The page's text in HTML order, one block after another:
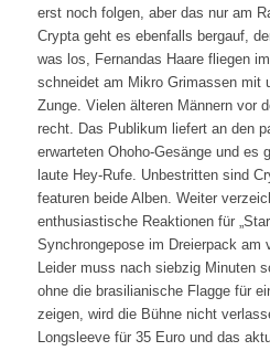
erst noch folgen, aber das nur am
Crypta geht es ebenfalls bergauf,
was los, Fernandas Haare fliegen
schneidet am Mikro Grimassen mit
Zunge. Vielen älteren Männern vor
recht. Das Publikum liefert an den
erwarteten Ohoho-Gesänge und es
laute Hey-Rufe. Unbestritten sind
featuren beide Alben. Weiter
enthusiastische Reaktionen für
Synchrongepose im Dreierpack am
Leider muss nach siebzig Minuten
ohne die brasilianische Flagge für
zeigen, wird die Bühne nicht
Longsleeve für 35 Euro und das